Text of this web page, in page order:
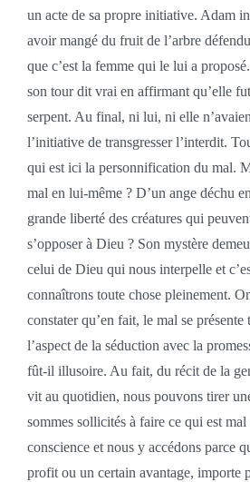
un acte de sa propre initiative. Adam
avoir mangé du fruit de l’arbre
que c’est la femme qui le lui a
son tour dit vrai en affirmant qu’elle
serpent. Au final, ni lui, ni elle
l’initiative de transgresser l’interdit.
qui est ici la personnification du mal.
mal en lui-même ? D’un ange déchu
grande liberté des créatures qui
s’opposer à Dieu ? Son mystère
celui de Dieu qui nous interpelle et
connaîtrons toute chose pleinement.
constater qu’en fait, le mal se
l’aspect de la séduction avec la
fût-il illusoire. Au fait, du récit de la
vit au quotidien, nous pouvons tirer
sommes sollicités à faire ce qui est
conscience et nous y accédons parce
profit ou un certain avantage, importe